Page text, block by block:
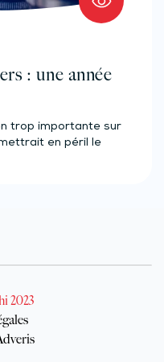
: une année
trop importante sur
en péril le
2023